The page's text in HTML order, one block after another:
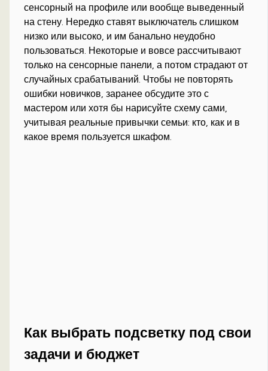
сенсорный на профиле или вообще выведенный
на стену. Нередко ставят выключатель слишком
низко или высоко, и им банально неудобно
пользоваться. Некоторые и вовсе рассчитывают
только на сенсорные панели, а потом страдают от
случайных срабатываний. Чтобы не повторять
ошибки новичков, заранее обсудите это с
мастером или хотя бы нарисуйте схему сами,
учитывая реальные привычки семьи: кто, как и в
какое время пользуется шкафом.
Как выбрать подсветку под свои
задачи и бюджет